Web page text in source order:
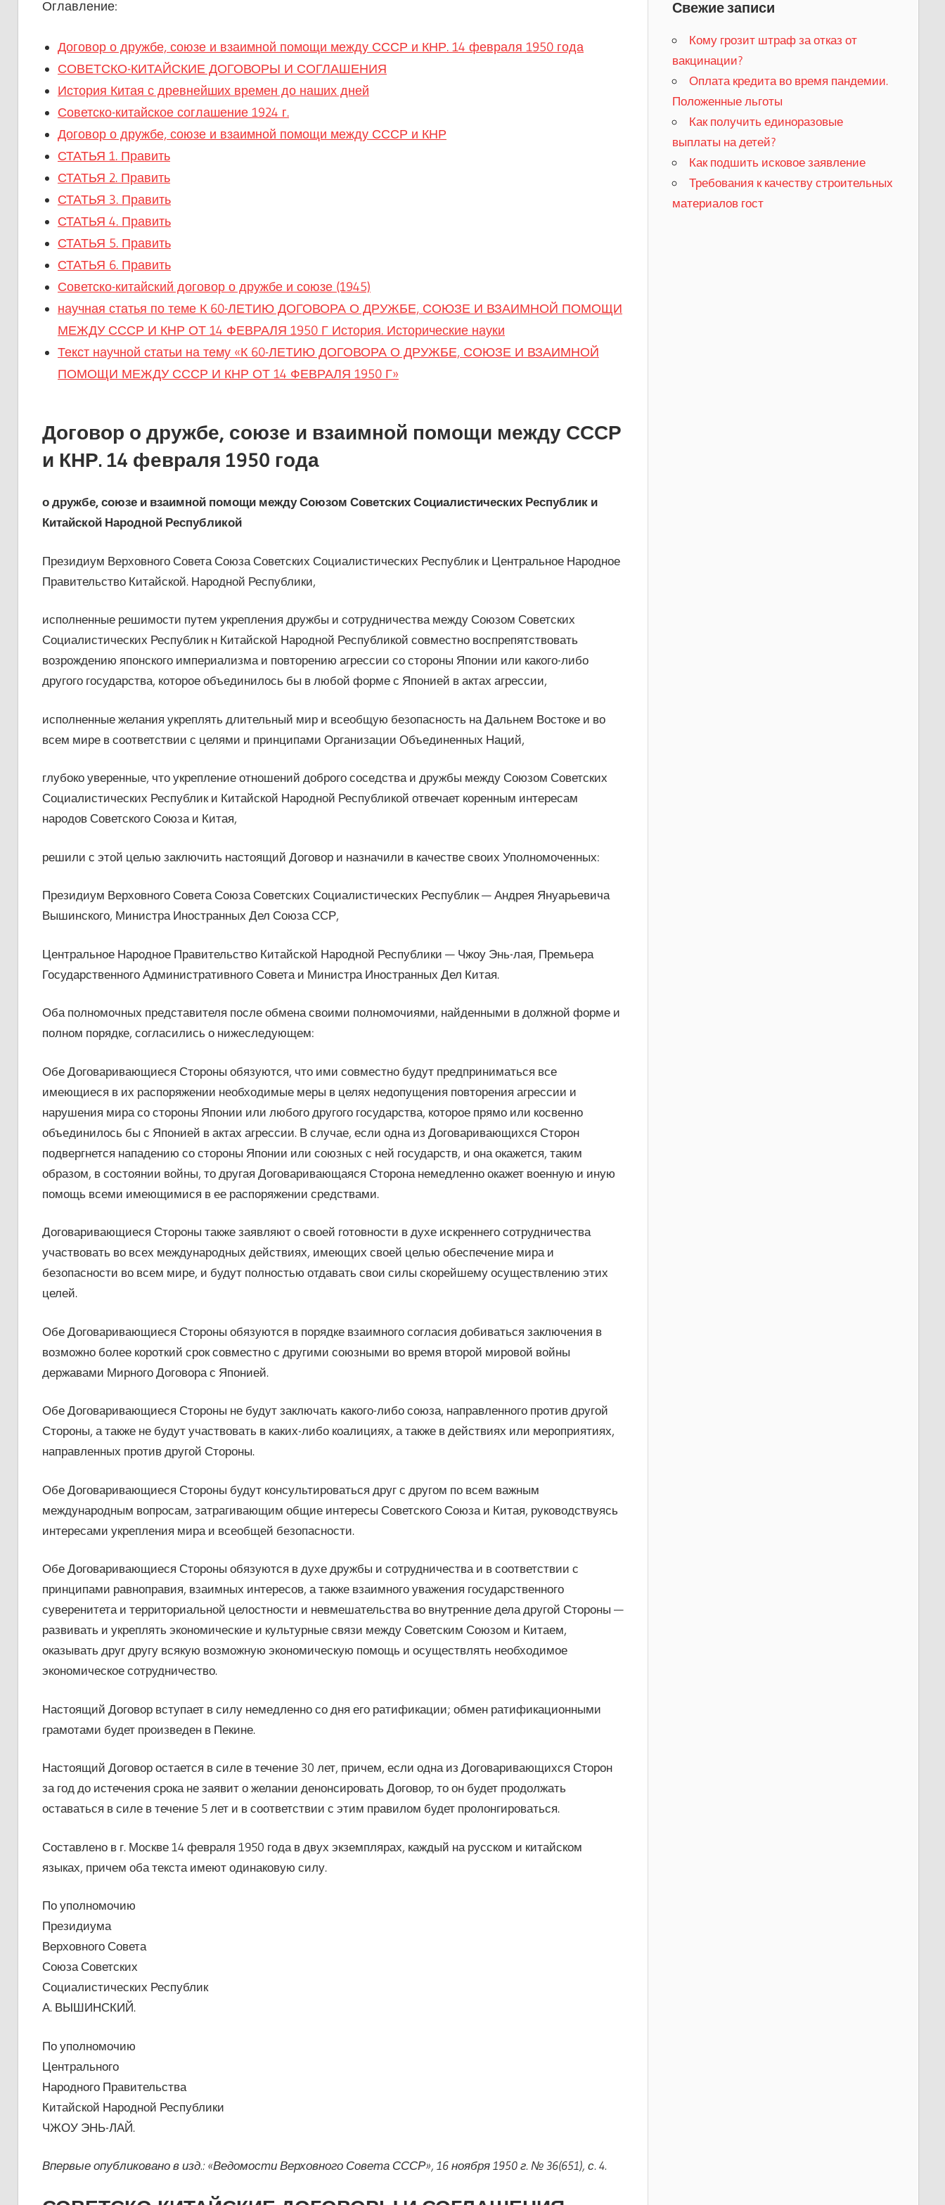
Оглавление:
Договор о дружбе, союзе и взаимной помощи между СССР и КНР. 14 февраля 1950 года
СОВЕТСКО-КИТАЙСКИЕ ДОГОВОРЫ И СОГЛАШЕНИЯ
История Китая с древнейших времен до наших дней
Советско-китайское соглашение 1924 г.
Договор о дружбе, союзе и взаимной помощи между СССР и КНР
СТАТЬЯ 1. Править
СТАТЬЯ 2. Править
СТАТЬЯ 3. Править
СТАТЬЯ 4. Править
СТАТЬЯ 5. Править
СТАТЬЯ 6. Править
Советско-китайский договор о дружбе и союзе (1945)
научная статья по теме К 60-ЛЕТИЮ ДОГОВОРА О ДРУЖБЕ, СОЮЗЕ И ВЗАИМНОЙ ПОМОЩИ
МЕЖДУ СССР И КНР ОТ 14 ФЕВРАЛЯ 1950 Г История. Исторические науки
Текст научной статьи на тему «К 60-ЛЕТИЮ ДОГОВОРА О ДРУЖБЕ, СОЮЗЕ И ВЗАИМНОЙ
ПОМОЩИ МЕЖДУ СССР И КНР ОТ 14 ФЕВРАЛЯ 1950 Г»
Договор о дружбе, союзе и взаимной помощи между СССР
и КНР. 14 февраля 1950 года
о дружбе, союзе и взаимной помощи между Союзом Советских Социалистических Республик и
Китайской Народной Республикой
Президиум Верховного Совета Союза Советских Социалистических Республик и Центральное Народное
Правительство Китайской. Народной Республики,
исполненные решимости путем укрепления дружбы и сотрудничества между Союзом Советских
Социалистических Республик н Китайской Народной Республикой совместно воспрепятствовать
возрождению японского империализма и повторению агрессии со стороны Японии или какого-либо
другого государства, которое объединилось бы в любой форме с Японией в актах агрессии,
исполненные желания укреплять длительный мир и всеобщую безопасность на Дальнем Востоке и во
всем мире в соответствии с целями и принципами Организации Объединенных Наций,
глубоко уверенные, что укрепление отношений доброго соседства и дружбы между Союзом Советских
Социалистических Республик и Китайской Народной Республикой отвечает коренным интересам
народов Советского Союза и Китая,
решили с этой целью заключить настоящий Договор и назначили в качестве своих Уполномоченных:
Президиум Верховного Совета Союза Советских Социалистических Республик — Андрея Януарьевича
Вышинского, Министра Иностранных Дел Союза ССР,
Центральное Народное Правительство Китайской Народной Республики — Чжоу Энь-лая, Премьера
Государственного Административного Совета и Министра Иностранных Дел Китая.
Оба полномочных представителя после обмена своими полномочиями, найденными в должной форме и
полном порядке, согласились о нижеследующем:
Обе Договаривающиеся Стороны обязуются, что ими совместно будут предприниматься все
имеющиеся в их распоряжении необходимые меры в целях недопущения повторения агрессии и
нарушения мира со стороны Японии или любого другого государства, которое прямо или косвенно
объединилось бы с Японией в актах агрессии. В случае, если одна из Договаривающихся Сторон
подвергнется нападению со стороны Японии или союзных с ней государств, и она окажется, таким
образом, в состоянии войны, то другая Договаривающаяся Сторона немедленно окажет военную и иную
помощь всеми имеющимися в ее распоряжении средствами.
Договаривающиеся Стороны также заявляют о своей готовности в духе искреннего сотрудничества
участвовать во всех международных действиях, имеющих своей целью обеспечение мира и
безопасности во всем мире, и будут полностью отдавать свои силы скорейшему осуществлению этих
целей.
Обе Договаривающиеся Стороны обязуются в порядке взаимного согласия добиваться заключения в
возможно более короткий срок совместно с другими союзными во время второй мировой войны
державами Мирного Договора с Японией.
Обе Договаривающиеся Стороны не будут заключать какого-либо союза, направленного против другой
Стороны, а также не будут участвовать в каких-либо коалициях, а также в действиях или мероприятиях,
направленных против другой Стороны.
Обе Договаривающиеся Стороны будут консультироваться друг с другом по всем важным
международным вопросам, затрагивающим общие интересы Советского Союза и Китая, руководствуясь
интересами укрепления мира и всеобщей безопасности.
Обе Договаривающиеся Стороны обязуются в духе дружбы и сотрудничества и в соответствии с
принципами равноправия, взаимных интересов, а также взаимного уважения государственного
суверенитета и территориальной целостности и невмешательства во внутренние дела другой Стороны —
развивать и укреплять экономические и культурные связи между Советским Союзом и Китаем,
оказывать друг другу всякую возможную экономическую помощь и осуществлять необходимое
экономическое сотрудничество.
Настоящий Договор вступает в силу немедленно со дня его ратификации; обмен ратификационными
грамотами будет произведен в Пекине.
Настоящий Договор остается в силе в течение 30 лет, причем, если одна из Договаривающихся Сторон
за год до истечения срока не заявит о желании денонсировать Договор, то он будет продолжать
оставаться в силе в течение 5 лет и в соответствии с этим правилом будет пролонгироваться.
Составлено в г. Москве 14 февраля 1950 года в двух экземплярах, каждый на русском и китайском
языках, причем оба текста имеют одинаковую силу.
По уполномочию
Президиума
Верховного Совета
Союза Советских
Социалистических Республик
А. ВЫШИНСКИЙ.
По уполномочию
Центрального
Народного Правительства
Китайской Народной Республики
ЧЖОУ ЭНЬ-ЛАЙ.
Впервые опубликовано в изд.: «Ведомости Верховного Совета СССР», 16 ноября 1950 г. № 36(651), с. 4.
Свежие записи
Кому грозит штраф за отказ от
вакцинации?
​Оплата кредита во время пандемии.
Положенные льготы
​Как получить единоразовые
выплаты на детей?
Как подшить исковое заявление
Требования к качеству строительных
материалов гост